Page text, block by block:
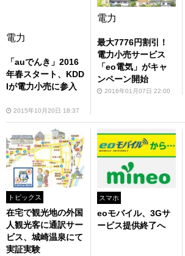
電力
「auでんき」2016
年春スタート、KDD
Iが電力小売に参入
2015年10月20日 18:37
電力
最大7776円割引！
電力小売サービス
「eo電気」がキャ
ンペーン開始
2016年01月07日 22:00
トピックス
在宅で観光地の外国
人観光客に通訳サー
ビス、城崎温泉にて
実証実験
スマホ
eoモバイル、3Gサ
ービス提供終了へ